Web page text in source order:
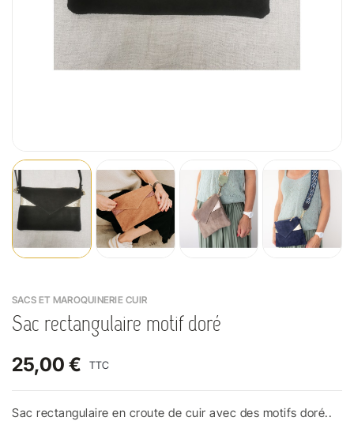
SACS ET MAROQUINERIE CUIR
Sac rectangulaire motif doré
25,00 € TTC
Sac rectangulaire en croute de cuir avec des motifs doré..